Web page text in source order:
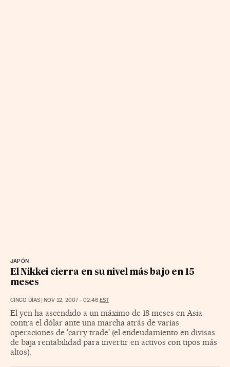
JAPÓN
El Nikkei cierra en su nivel más bajo en 15
meses
CINCO DÍAS | NOV 12, 2007 - 02:46 EST
El yen ha ascendido a un máximo de 18 meses en Asia
contra el dólar ante una marcha atrás de varias
operaciones de 'carry trade' (el endeudamiento en divisas
de baja rentabilidad para invertir en activos con tipos más
altos).